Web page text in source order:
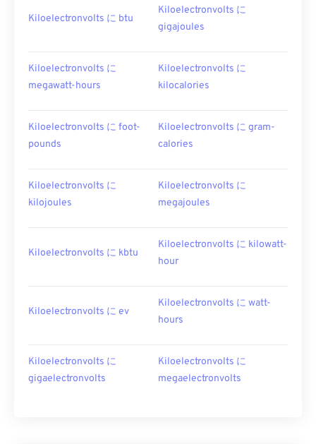
Kiloelectronvolts に btu
Kiloelectronvolts に
gigajoules
Kiloelectronvolts に
megawatt-hours
Kiloelectronvolts に
kilocalories
Kiloelectronvolts に foot-
pounds
Kiloelectronvolts に gram-
calories
Kiloelectronvolts に
kilojoules
Kiloelectronvolts に
megajoules
Kiloelectronvolts に kbtu
Kiloelectronvolts に kilowatt-
hour
Kiloelectronvolts に ev
Kiloelectronvolts に watt-
hours
Kiloelectronvolts に
gigaelectronvolts
Kiloelectronvolts に
megaelectronvolts